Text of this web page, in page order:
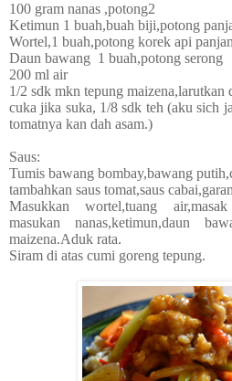
100 gram nanas ,potong2
Ketimun 1 buah,buah biji,potong
Wortel,1 buah,potong korek api
Daun bawang 1 buah,potong serong
200 ml air
1/2 sdk mkn tepung maizena,larutkan
cuka jika suka, 1/8 sdk teh (aku sich
tomatnya kan dah asam.)
Saus:
Tumis bawang bombay,bawang
tambahkan saus tomat,saus
Masukkan wortel,tuang
masukan nanas,ketimun,daun
maizena.Aduk rata.
Siram di atas cumi goreng tepung.